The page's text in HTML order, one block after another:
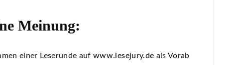
Meinung:
einer Leserunde aufwww.lesejury.de als Vorab